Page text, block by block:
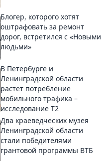
Блогер, которого хотят
оштрафовать за ремонт
дорог, встретился с «Новыми
людьми»
В Петербурге и
Ленинградской области
растет потребление
мобильного трафика –
исследование T2
Два краеведческих музея
Ленинградской области
стали победителями
грантовой программы ВТБ